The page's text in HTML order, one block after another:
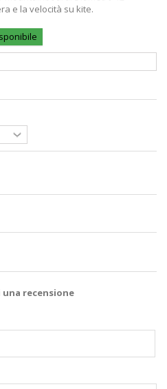
e la velocità su kite.
una recensione